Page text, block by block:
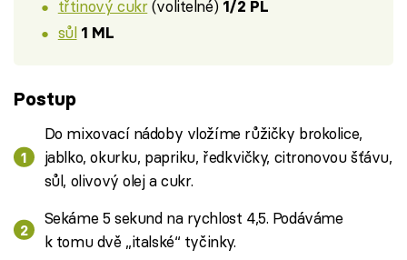
třtinový cukr(volitelné) 1/2 PL
sůl 1 ML
Postup
Do mixovací nádoby vložíme růžičky brokolice,
jablko, okurku, papriku, ředkvičky, citronovou šťávu,
sůl, olivový olej a cukr.
Sekáme 5 sekund na rychlost 4,5. Podáváme
k tomu dvě „italské“ tyčinky.